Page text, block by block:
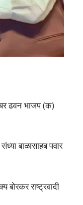
ढवन भाजप (क)
बाळासाहब पवार
बोरकर राष्ट्रवादी